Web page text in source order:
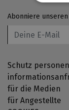
Abonniere
Schutz
für die Medien
für Angestellte